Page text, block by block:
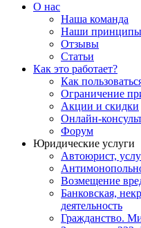
О нас
Наша команда
Наши принципы
Отзывы
Статьи
Как это работает?
Как
Ограничение
Акции и скидки
Онлайн-
Форум
Юридические услуги
Автоюрист,
Возмещение
Банковская,
деятельность
Гражданство.